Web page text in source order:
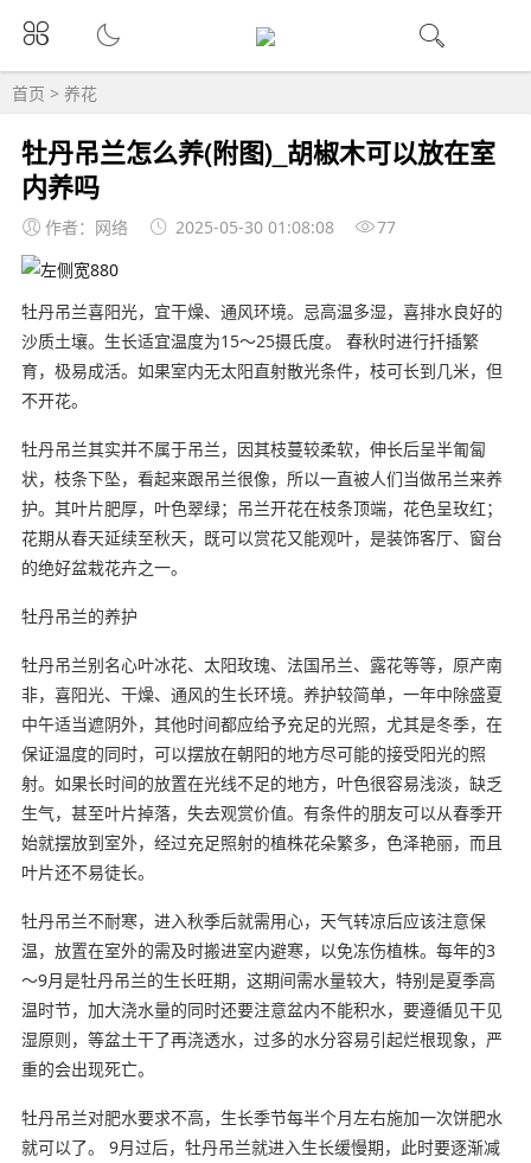
首页 > 养花
牡丹吊兰怎么养(附图)_胡椒木可以放在室
内养吗
作者：网络 2025-05-30 01:08:08 77
牡丹吊兰喜阳光，宜干燥、通风环境。忌高温多湿，喜排水良好的
沙质土壤。生长适宜温度为15～25摄氏度。 春秋时进行扦插繁
育，极易成活。如果室内无太阳直射散光条件，枝可长到几米，但
不开花。
牡丹吊兰其实并不属于吊兰，因其枝蔓较柔软，伸长后呈半匍匐
状，枝条下坠，看起来跟吊兰很像，所以一直被人们当做吊兰来养
护。其叶片肥厚，叶色翠绿；吊兰开花在枝条顶端，花色呈玫红；
花期从春天延续至秋天，既可以赏花又能观叶，是装饰客厅、窗台
的绝好盆栽花卉之一。
牡丹吊兰的养护
牡丹吊兰别名心叶冰花、太阳玫瑰、法国吊兰、露花等等，原产南
非，喜阳光、干燥、通风的生长环境。养护较简单，一年中除盛夏
中午适当遮阴外，其他时间都应给予充足的光照，尤其是冬季，在
保证温度的同时，可以摆放在朝阳的地方尽可能的接受阳光的照
射。如果长时间的放置在光线不足的地方，叶色很容易浅淡，缺乏
生气，甚至叶片掉落，失去观赏价值。有条件的朋友可以从春季开
始就摆放到室外，经过充足照射的植株花朵繁多，色泽艳丽，而且
叶片还不易徒长。
牡丹吊兰不耐寒，进入秋季后就需用心，天气转凉后应该注意保
温，放置在室外的需及时搬进室内避寒，以免冻伤植株。每年的3
～9月是牡丹吊兰的生长旺期，这期间需水量较大，特别是夏季高
温时节，加大浇水量的同时还要注意盆内不能积水，要遵循见干见
湿原则，等盆土干了再浇透水，过多的水分容易引起烂根现象，严
重的会出现死亡。
牡丹吊兰对肥水要求不高，生长季节每半个月左右施加一次饼肥水
就可以了。 9月过后，牡丹吊兰就进入生长缓慢期，此时要逐渐减